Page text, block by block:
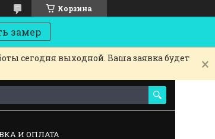
Корзина
замер
сегодня выходной. Ваша заявка будет
И ОПЛАТА